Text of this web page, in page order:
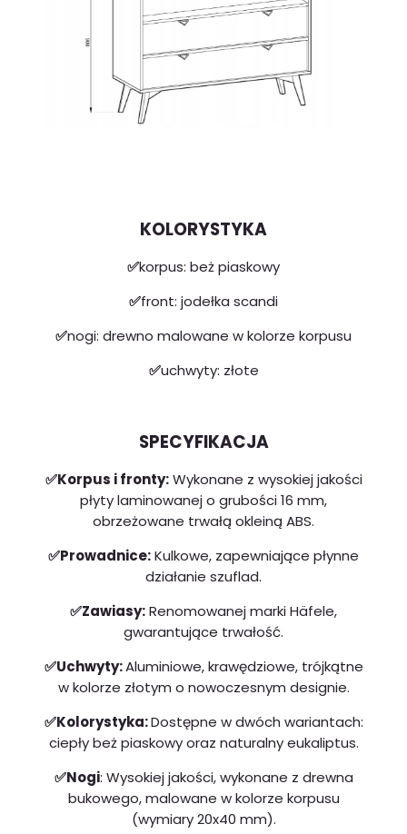
KOLORYSTYKA
✅korpus: beż piaskowy
✅front: jodełka scandi
✅nogi: drewno malowane w kolorze korpusu
✅uchwyty: złote
SPECYFIKACJA
✅Korpus i fronty:Wykonane z wysokiej jakości
płyty laminowanej o grubości 16 mm,
obrzeżowane trwałą okleiną ABS.
✅Prowadnice:Kulkowe, zapewniające płynne
działanie szuflad.
✅Zawiasy:Renomowanej marki Häfele,
gwarantujące trwałość.
✅Uchwyty:Aluminiowe, krawędziowe, trójkątne
w kolorze złotym o nowoczesnym designie.
✅Kolorystyka:Dostępne w dwóch wariantach:
ciepły beż piaskowy oraz naturalny eukaliptus.
✅Nogi: Wysokiej jakości, wykonane z drewna
bukowego, malowane w kolorze korpusu
(wymiary 20x40 mm).